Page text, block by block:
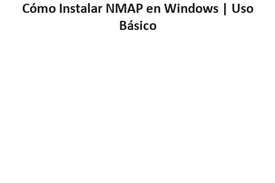
Cómo Instalar NMAP en Windows | Uso
Básico